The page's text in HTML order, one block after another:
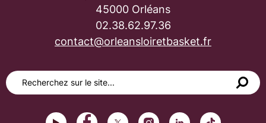
45000 Orléans
02.38.62.97.36
contact@orleansloiretbasket.fr